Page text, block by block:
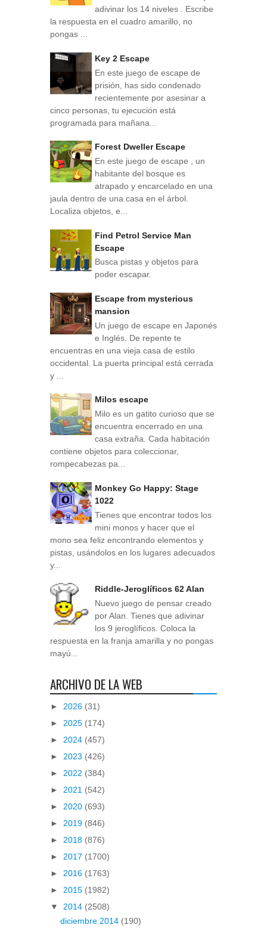
adivinar los 14 niveles . Escribe
la respuesta en el cuadro amarillo, no
pongas ...
Key 2 Escape
En este juego de escape de
prisión, has sido condenado
recientemente por asesinar a
cinco personas, tu ejecución está
programada para mañana...
Forest Dweller Escape
En este juego de escape , un
habitante del bosque es
atrapado y encarcelado en una
jaula dentro de una casa en el árbol.
Localiza objetos, e...
Find Petrol Service Man
Escape
Busca pistas y objetos para
poder escapar.
Escape from mysterious
mansion
Un juego de escape en Japonés
e Inglés. De repente te
encuentras en una vieja casa de estilo
occidental. La puerta principal está cerrada
y ...
Milos escape
Milo es un gatito curioso que se
encuentra encerrado en una
casa extraña. Cada habitación
contiene objetos para coleccionar,
rompecabezas pa...
Monkey Go Happy: Stage
1022
Tienes que encontrar todos los
mini monos y hacer que el
mono sea feliz encontrando elementos y
pistas, usándolos en los lugares adecuados
y...
Riddle-Jeroglíficos 62 Alan
Nuevo juego de pensar creado
por Alan. Tienes que adivinar
los 9 jeroglíficos. Coloca la
respuesta en la franja amarilla y no pongas
mayú...
ARCHIVO DE LA WEB
► 2026 (31)
► 2025 (174)
► 2024 (457)
► 2023 (426)
► 2022 (384)
► 2021 (542)
► 2020 (693)
► 2019 (846)
► 2018 (876)
► 2017 (1700)
► 2016 (1763)
► 2015 (1982)
▼ 2014 (2508)
diciembre 2014 (190)